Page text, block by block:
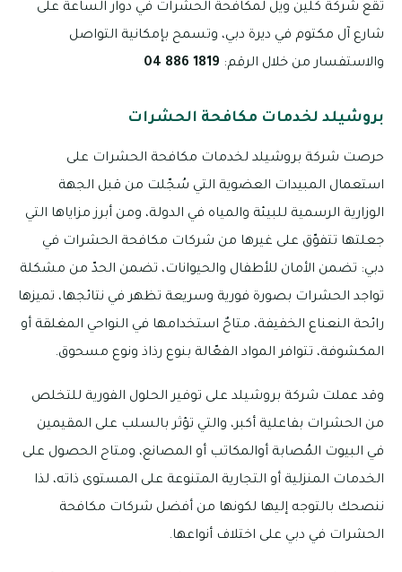
تقع شركة كلين ويل لمكافحة الحشرات في دوار الساعة على
شارع آل مكتوم في ديرة دبي، وتسمح بإمكانية التواصل
والاستفسار من خلال الرقم: 1819 886 04
بروشيلد لخدمات مكافحة الحشرات
حرصت شركة بروشيلد لخدمات مكافحة الحشرات على
استعمال المبيدات العضوية التي سُجّلت من قبل الجهة
الوزارية الرسمية للبيئة والمياه في الدولة، ومن أبرز مزاياها التي
جعلتها تتفوّق على غيرها من شركات مكافحة الحشرات في
دبي: تضمن الأمان للأطفال والحيوانات، تضمن الحدّ من مشكلة
تواجد الحشرات بصورة فورية وسريعة تظهر في نتائجها، تميزها
رائحة النعناع الخفيفة، متاحٌ استخدامها في النواحي المغلقة أو
المكشوفة، تتوافر المواد الفعّالة بنوع رذاذ ونوع مسحوق.
وقد عملت شركة بروشيلد على توفير الحلول الفورية للتخلص
من الحشرات بفاعلية أكبر، والتي تؤثر بالسلب على المقيمين
في البيوت المُصابة أوالمكاتب أو المصانع، ومتاح الحصول على
الخدمات المنزلية أو التجارية المتنوعة على المستوى ذاته، لذا
ننصحك بالتوجه إليها لكونها من أفضل شركات مكافحة
الحشرات في دبي على اختلاف أنواعها.